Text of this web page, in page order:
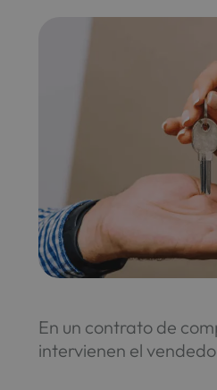
En un contrato de
intervienen el